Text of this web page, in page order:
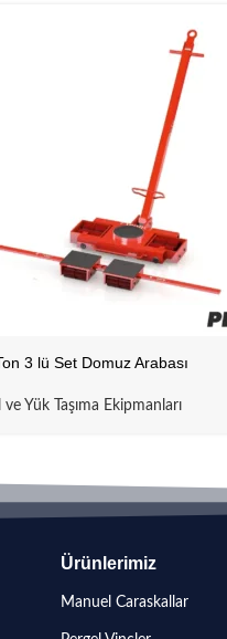
3 lü Set Domuz Arabası
ve Yük Taşıma Ekipmanları
Ürünlerimiz
Manuel Caraskallar